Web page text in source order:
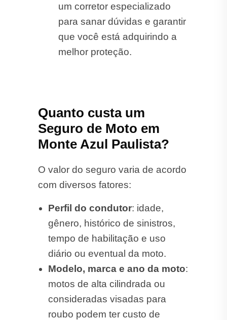
um corretor especializado
para sanar dúvidas e garantir
que você está adquirindo a
melhor proteção.
Quanto custa um
Seguro de Moto em
Monte Azul Paulista?
O valor do seguro varia de acordo
com diversos fatores:
Perfil do condutor: idade,
gênero, histórico de sinistros,
tempo de habilitação e uso
diário ou eventual da moto.
Modelo, marca e ano da moto:
motos de alta cilindrada ou
consideradas visadas para
roubo podem ter custo de